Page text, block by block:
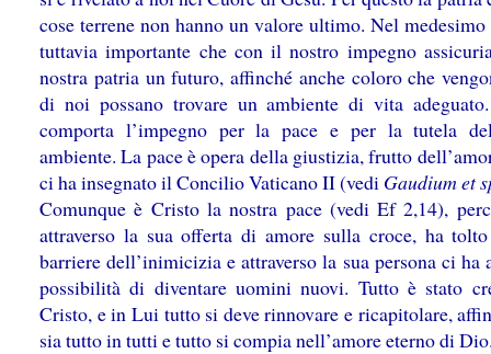
cose terrene non hanno un valore ultimo. Nel medesimo
tuttavia importante che con il nostro impegno
nostra patria un futuro, affinché anche coloro che
di noi possano trovare un ambiente di vita
comporta l’impegno per la pace e per la tutela
ambiente. La pace è opera della giustizia, frutto
ci ha insegnato il Concilio Vaticano II (vedi Gaudium et
Comunque è Cristo la nostra pace (vedi Ef 2,14),
attraverso la sua offerta di amore sulla croce, ha
barriere dell’inimicizia e attraverso la sua persona ci ha
possibilità di diventare uomini nuovi. Tutto è stato
Cristo, e in Lui tutto si deve rinnovare e ricapitolare,
sia tutto in tutti e tutto si compia nell’amore eterno di